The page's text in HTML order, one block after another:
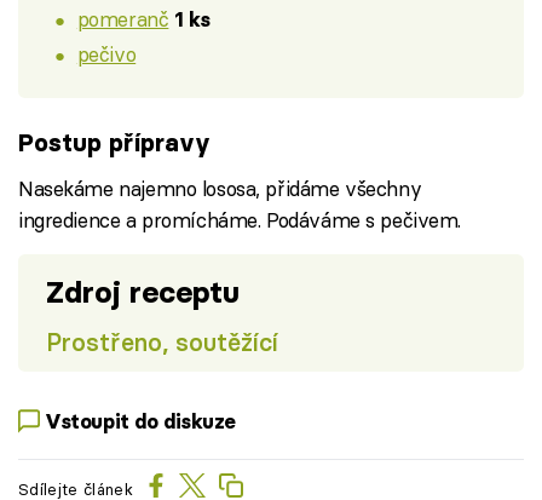
pomeranč 1 ks
pečivo
Postup přípravy
Nasekáme najemno lososa, přidáme všechny
ingredience a promícháme. Podáváme s pečivem.
Zdroj receptu
Prostřeno, soutěžící
Vstoupit do diskuze
Sdílejte článek